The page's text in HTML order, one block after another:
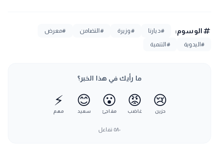
tagالوسوم: #ديارنا #وزيرة #التضامن
#معرض
#اليدوية
#التنمية
ما رأيك في هذا الخبر؟
😢
حزين
😡
غاضب
😮
مفاجئ
😊
سعيد
⚡
مهم
٥٨٠ تفاعل